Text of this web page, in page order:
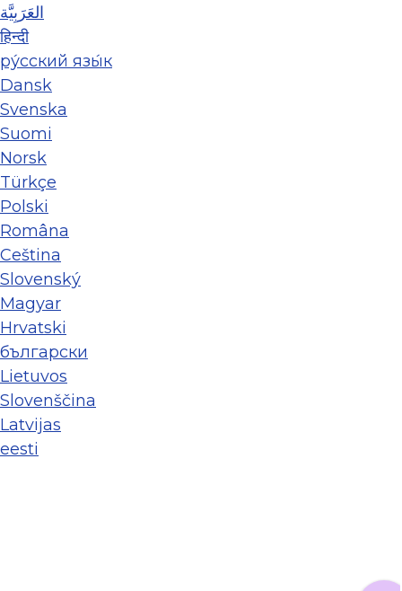
العَرَبِيَّة
हिन्दी
ру́сский язы́к
Dansk
Svenska
Suomi
Norsk
Türkçe
Polski
Româna
Ceština
Slovenský
Magyar
Hrvatski
български
Lietuvos
Slovenščina
Latvijas
eesti